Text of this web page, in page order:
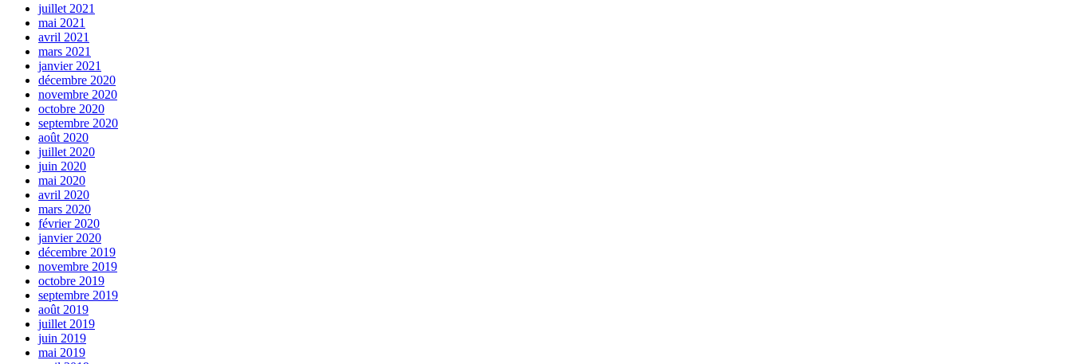
juillet 2021
mai 2021
avril 2021
mars 2021
janvier 2021
décembre 2020
novembre 2020
octobre 2020
septembre 2020
août 2020
juillet 2020
juin 2020
mai 2020
avril 2020
mars 2020
février 2020
janvier 2020
décembre 2019
novembre 2019
octobre 2019
septembre 2019
août 2019
juillet 2019
juin 2019
mai 2019